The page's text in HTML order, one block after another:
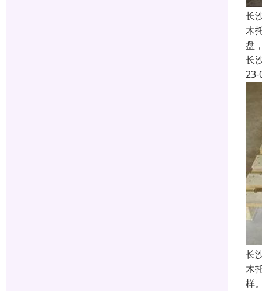
长
木
盘
长
23-
长
木
样